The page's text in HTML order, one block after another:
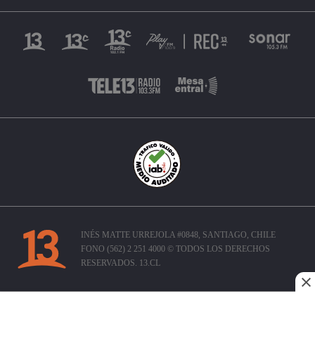
INÉS MATTE URREJOLA #0848, SANTIAGO, CHILE
FONO (562) 2 251 4000 © TODOS LOS DERECHOS
RESERVADOS. 13.CL